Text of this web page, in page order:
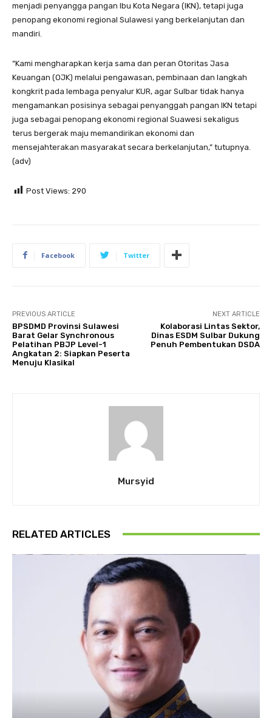
menjadi penyangga pangan Ibu Kota Negara (IKN), tetapi juga
penopang ekonomi regional Sulawesi yang berkelanjutan dan
mandiri.
“Kami mengharapkan kerja sama dan peran Otoritas Jasa
Keuangan (OJK) melalui pengawasan, pembinaan dan langkah
kongkrit pada lembaga penyalur KUR, agar Sulbar tidak hanya
mengamankan posisinya sebagai penyanggah pangan IKN tetapi
juga sebagai penopang ekonomi regional Suawesi sekaligus
terus bergerak maju memandirikan ekonomi dan
mensejahterakan masyarakat secara berkelanjutan,” tutupnya.
(adv)
Post Views: 290
Facebook Twitter
PREVIOUS ARTICLE
BPSDMD Provinsi Sulawesi
Barat Gelar Synchronous
Pelatihan PBJP Level-1
Angkatan 2: Siapkan Peserta
Menuju Klasikal
NEXT ARTICLE
Kolaborasi Lintas Sektor,
Dinas ESDM Sulbar Dukung
Penuh Pembentukan DSDA
Mursyid
RELATED ARTICLES